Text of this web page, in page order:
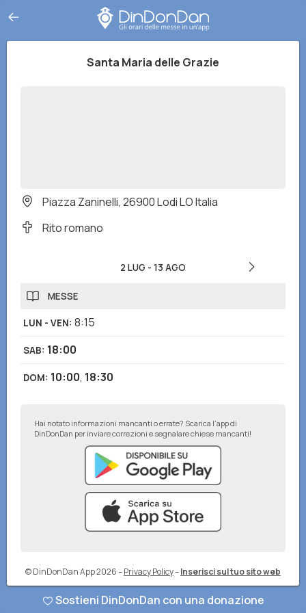
Santa Maria delle Grazie
Piazza Zaninelli, 26900 Lodi LO Italia
Rito romano
2 LUG - 13 AGO
MESSE
LUN - VEN: 8:15
SAB: 18:00
DOM: 10:00, 18:30
Hai notato informazioni mancanti o errate? Scarica l'app di
DinDonDan per inviare correzioni e segnalare chiese mancanti!
© DinDonDan App 2026–Privacy Policy–Inserisci sul tuo sito web
Sostieni DinDonDan con una donazione